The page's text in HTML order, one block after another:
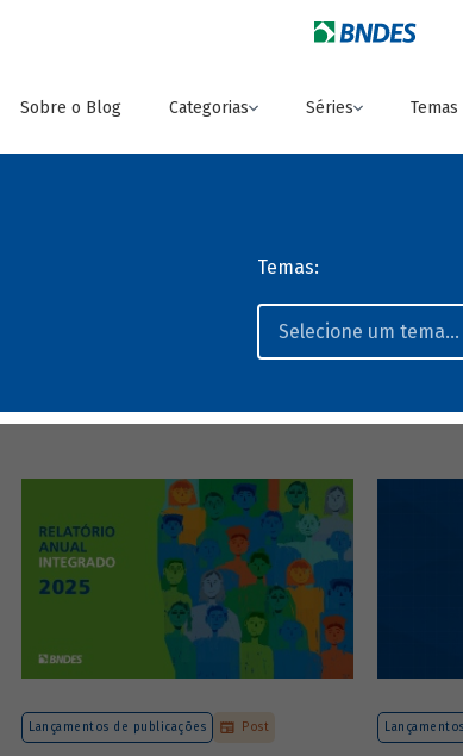
Sobre o Blog Categorias Séries
Temas:
Lançamentos de publicações Post